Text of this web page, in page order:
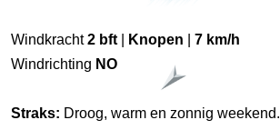
Windkracht2 bft Knopen
7 km/h
Windrichting NO
Straks: Droog, warm en zonnig weekend.